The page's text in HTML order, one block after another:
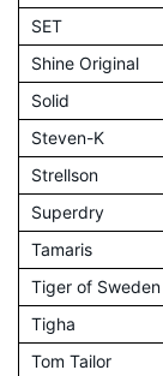
SET
Shine Original
Solid
Steven-K
Strellson
Superdry
Tamaris
Tiger of Sweden
Tigha
Tom Tailor